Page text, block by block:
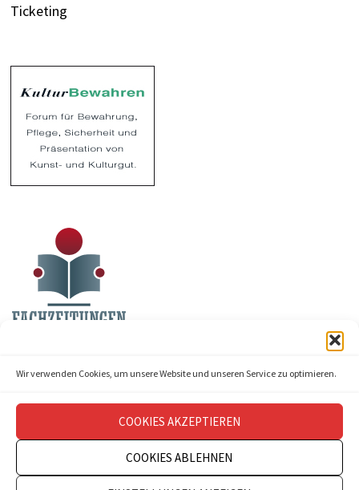
Wir verwenden Cookies, um unsere Website und unseren Service zu optimieren.
COOKIES AKZEPTIEREN
COOKIES ABLEHNEN
Ticketing